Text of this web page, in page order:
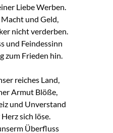
Liebe Werben.
und Geld,
nicht verderben.
und Feindessinn
zum Frieden hin.
reiches Land,
Armut Blöße,
und Unverstand
sich löse.
Überfluss